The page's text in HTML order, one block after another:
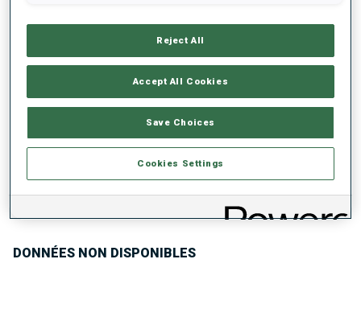
TIR COUCHÉ 100%
TENDANCE DES PERFORMANCES
DONNÉES NON DISPONIBLES
Reject All
Accept All Cookies
Save Choices
Cookies Settings